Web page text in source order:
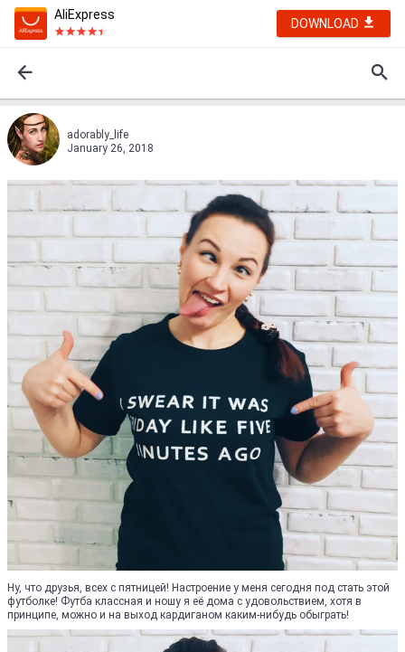
AliExpress
DOWNLOAD
adorably_life
January 26, 2018
Ну, что друзья, всех с пятницей! Настроение у меня сегодня под стать этой
футболке! Футба классная и ношу я её дома с удовольствием, хотя в
принципе, можно и на выход кардиганом каким-нибудь обыграть!